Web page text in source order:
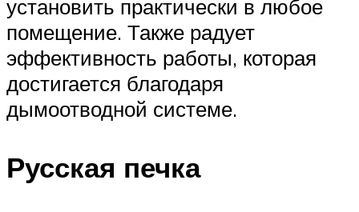
установить практически в любое
помещение. Также радует
эффективность работы, которая
достигается благодаря
дымоотводной системе.
Русская печка